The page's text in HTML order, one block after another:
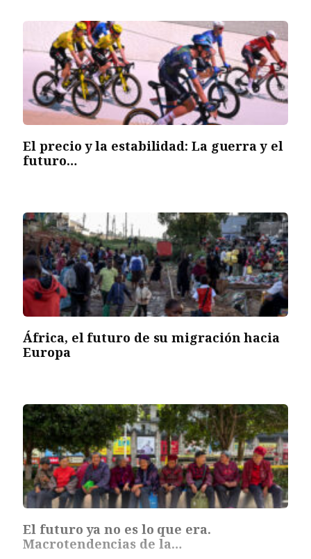
El precio y la estabilidad: La guerra y el
futuro…
África, el futuro de su migración hacia
Europa
El futuro ya no es lo que era.
Macrotendencias de la…